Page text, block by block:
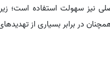
نیز سهولت استفاده است؛
در برابر بسیاری از